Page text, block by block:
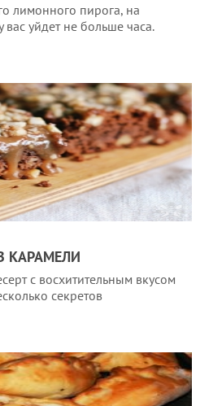
лимонного пирога, на
вас уйдет не больше часа.
КАРАМЕЛИ
с восхитительным вкусом
секретов